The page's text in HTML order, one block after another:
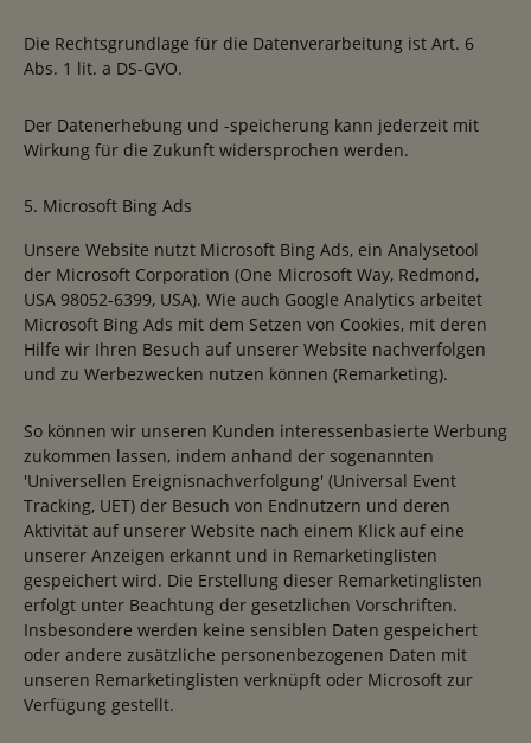
Die Rechtsgrundlage für die Datenverarbeitung ist Art. 6
Abs. 1 lit. a DS-GVO.
Der Datenerhebung und -speicherung kann jederzeit mit
Wirkung für die Zukunft widersprochen werden.
5. Microsoft Bing Ads
Unsere Website nutzt Microsoft Bing Ads, ein Analysetool
der Microsoft Corporation (One Microsoft Way, Redmond,
USA 98052-6399, USA). Wie auch Google Analytics arbeitet
Microsoft Bing Ads mit dem Setzen von Cookies, mit deren
Hilfe wir Ihren Besuch auf unserer Website nachverfolgen
und zu Werbezwecken nutzen können (Remarketing).
So können wir unseren Kunden interessenbasierte Werbung
zukommen lassen, indem anhand der sogenannten
'Universellen Ereignisnachverfolgung' (Universal Event
Tracking, UET) der Besuch von Endnutzern und deren
Aktivität auf unserer Website nach einem Klick auf eine
unserer Anzeigen erkannt und in Remarketinglisten
gespeichert wird. Die Erstellung dieser Remarketinglisten
erfolgt unter Beachtung der gesetzlichen Vorschriften.
Insbesondere werden keine sensiblen Daten gespeichert
oder andere zusätzliche personenbezogenen Daten mit
unseren Remarketinglisten verknüpft oder Microsoft zur
Verfügung gestellt.